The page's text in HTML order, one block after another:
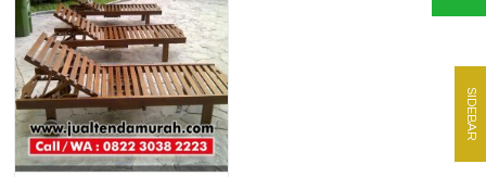
SIDEBAR